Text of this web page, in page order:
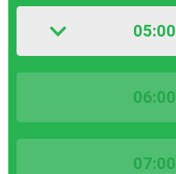
05:00
06:00
07:00